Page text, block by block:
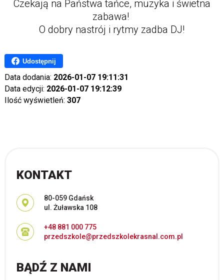
Czekają na Państwa tańce, muzyka i świetna
zabawa!
O dobry nastrój i rytmy zadba DJ!
Udostępnij
Data dodania: 2026-01-07 19:11:31
Data edycji: 2026-01-07 19:12:39
Ilość wyświetleń: 307
KONTAKT
Adres pocztowy:
80-059 Gdańsk
ul. Żuławska 108
+48 881 000 775
przedszkole@przedszkolekrasnal.com.pl
BĄDŹ Z NAMI